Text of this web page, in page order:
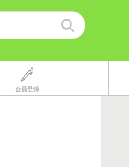
会員登録